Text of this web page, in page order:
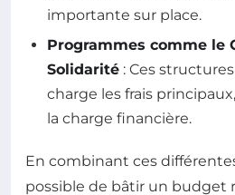
importante sur place.
Programmes comme le
Solidarité : Ces
charge les frais
la charge financière.
En combinant ces
possible de bâtir un budget